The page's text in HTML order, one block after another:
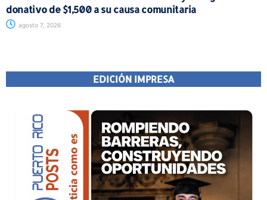
donativo de $1,500 a su causa comunitaria
agosto 7, 2026
EDICIÓN IMPRESA